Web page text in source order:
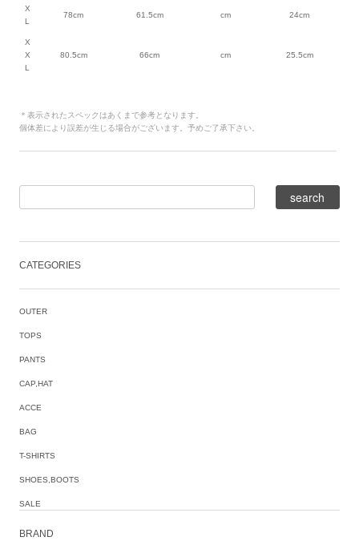
X
L
78cm 61.5cm cm 24cm
X
X
L
80.5cm 66cm cm 25.5cm
＊表示されたスペックはあくまで参考となります。
個体差により誤差が生じる場合がございます。予めご了承下さい。
CATEGORIES
OUTER
TOPS
PANTS
CAP,HAT
ACCE
BAG
T-SHIRTS
SHOES,BOOTS
SALE
BRAND